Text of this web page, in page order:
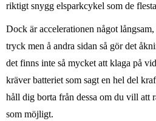
riktigt snygg elsparkcykel som de
Dock är accelerationen något
tryck men å andra sidan så gör det
det finns inte så mycket att klaga på
kräver batteriet som sagt en hel del
håll dig borta från dessa om du vill att
som möjligt.